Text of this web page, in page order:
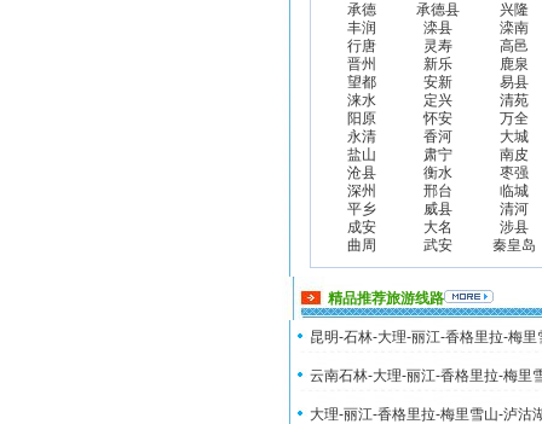
承德 承德县
兴隆
丰润
滦县
滦南
行唐
灵寿
高邑
晋州
新乐
鹿泉
望都
安新
易县
涞水
定兴
清苑
阳原
怀安
万全
永清
香河
大城
盐山
肃宁
南皮
沧县
衡水
枣强
深州
邢台
临城
平乡
威县
清河
成安
大名
涉县
曲周
武安 秦皇岛
精品推荐旅游线路
昆明-石林-大理-丽江-香格里拉-梅
云南石林-大理-丽江-香格里拉-梅里
大理-丽江-香格里拉-梅里雪山-泸沽